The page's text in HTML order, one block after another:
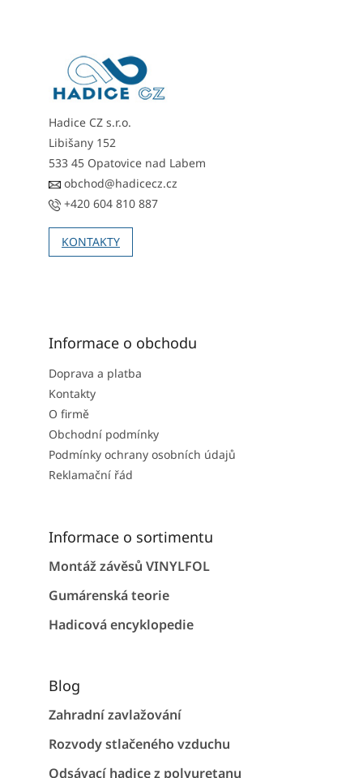
Hadice CZ s.r.o.
Libišany 152
533 45 Opatovice nad Labem
obchod@hadicecz.cz
+420 604 810 887
KONTAKTY
Informace o obchodu
Doprava a platba
Kontakty
O firmě
Obchodní podmínky
Podmínky ochrany osobních údajů
Reklamační řád
Informace o sortimentu
Montáž závěsů VINYLFOL
Gumárenská teorie
Hadicová encyklopedie
Blog
Zahradní zavlažování
Rozvody stlačeného vzduchu
Odsávací hadice z polyuretanu